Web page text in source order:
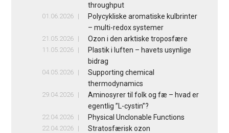
throughput
01.06.2026
Polycykliske aromatiske kulbrinter
– multi-redox systemer
21.05.2026 Ozon i den arktiske troposfære
11.05.2026
Plastik i luften – havets usynlige
bidrag
04.05.2026
Supporting chemical
thermodynamics
29.04.2026
Aminosyrer til folk og fæ – hvad er
egentlig ”L-cystin”?
22.04.2026 Physical Unclonable Functions
22.04.2026 Stratosfærisk ozon